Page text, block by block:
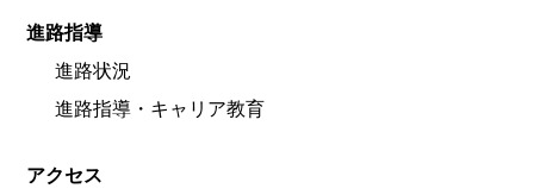
進路指導
進路状況
進路指導・キャリア教育
アクセス